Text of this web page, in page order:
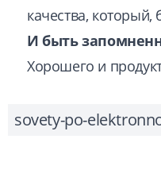
качества,
И быть
Хорошего и
sovety-po-